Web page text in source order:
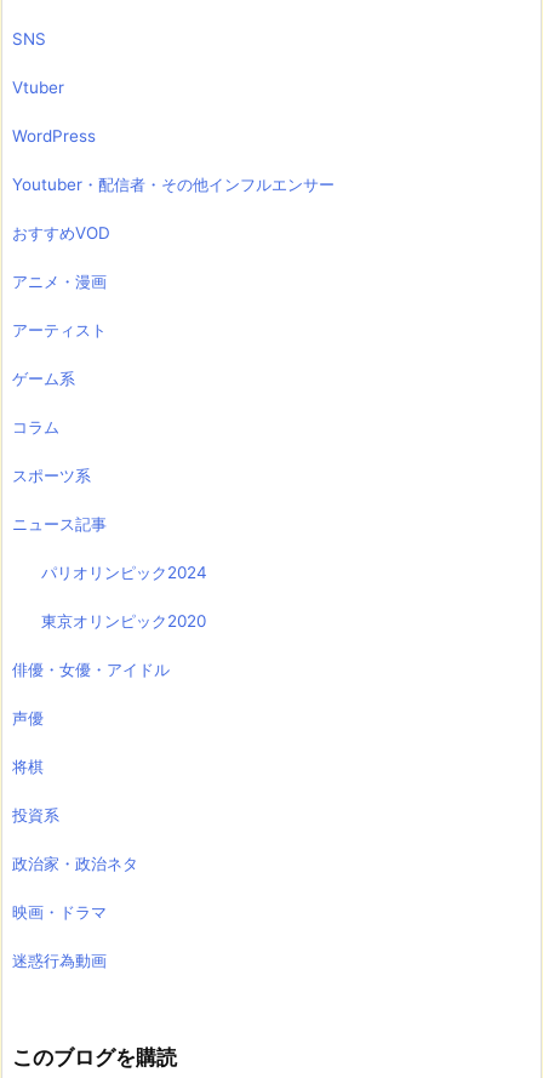
SNS
Vtuber
WordPress
Youtuber・配信者・その他インフルエンサー
おすすめVOD
アニメ・漫画
アーティスト
ゲーム系
コラム
スポーツ系
ニュース記事
パリオリンピック2024
東京オリンピック2020
俳優・女優・アイドル
声優
将棋
投資系
政治家・政治ネタ
映画・ドラマ
迷惑行為動画
このブログを購読